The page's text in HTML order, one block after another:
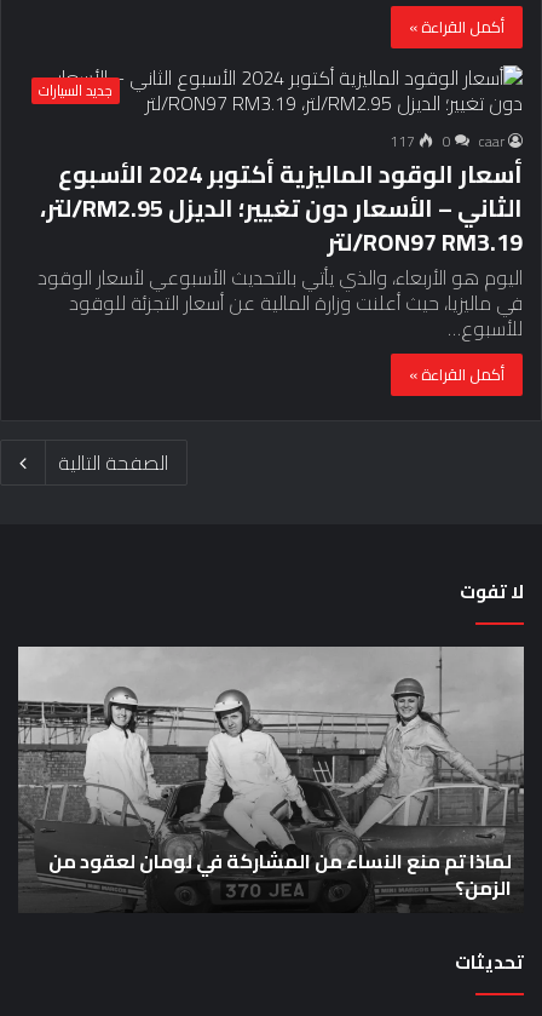
أكمل القراءة »
جديد السيارات
caar
0
117
أسعار الوقود الماليزية أكتوبر 2024 الأسبوع
الثاني – الأسعار دون تغيير؛ الديزل RM2.95/لتر،
RON97 RM3.19/لتر
اليوم هو الأربعاء، والذي يأتي بالتحديث الأسبوعي لأسعار الوقود
في ماليزيا، حيث أعلنت وزارة المالية عن أسعار التجزئة للوقود
للأسبوع…
أكمل القراءة »
الصفحة التالية
لا تفوت
لعقود من
حقيقة
السيارة:
خمس
دقائق
للحكم
على
سيارة
خارقة
بقوة
1600
حقيقة اختبار السيارة: خمس دقائق للحكم
خارقة بقوة 1600 حصان
تحديثات